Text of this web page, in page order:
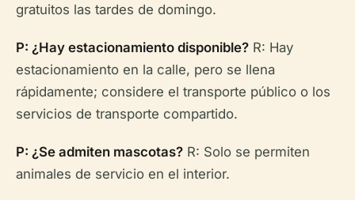
gratuitos las tardes de domingo.
P: ¿Hay estacionamiento disponible? R: Hay
estacionamiento en la calle, pero se llena
rápidamente; considere el transporte público o los
servicios de transporte compartido.
P: ¿Se admiten mascotas? R: Solo se permiten
animales de servicio en el interior.